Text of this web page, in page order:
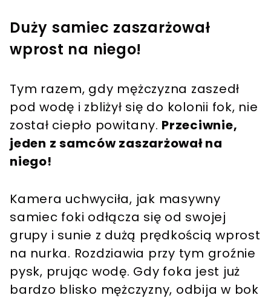
Duży samiec zaszarżował
wprost na niego!
Tym razem, gdy mężczyzna zaszedł
pod wodę i zbliżył się do kolonii fok, nie
został ciepło powitany. Przeciwnie,
jeden z samców zaszarżował na
niego!
Kamera uchwyciła, jak masywny
samiec foki odłącza się od swojej
grupy i sunie z dużą prędkością wprost
na nurka. Rozdziawia przy tym groźnie
pysk, prując wodę. Gdy foka jest już
bardzo blisko mężczyzny, odbija w bok